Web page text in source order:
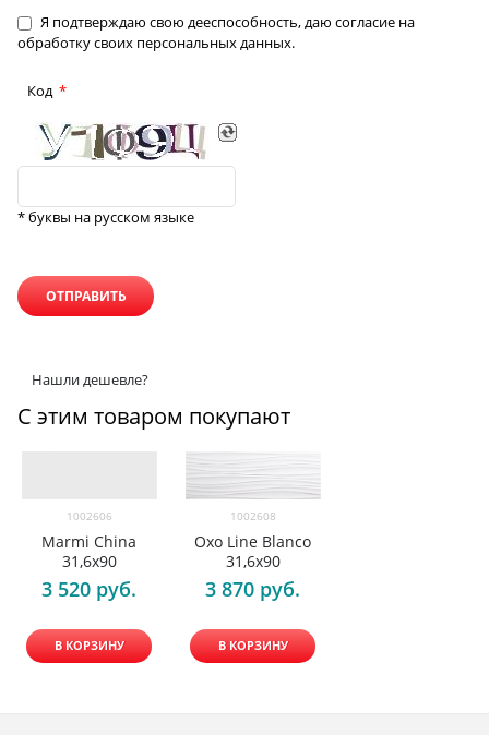
Я подтверждаю свою дееспособность, даю согласие на
обработку своих персональных данных.
Код
* буквы на русском языке
Нашли дешевле?
С этим товаром покупают
1002606
Marmi China
31,6x90
3 520 руб.
В КОРЗИНУ
1002608
Oxo Line Blanco
31,6x90
3 870 руб.
В КОРЗИНУ